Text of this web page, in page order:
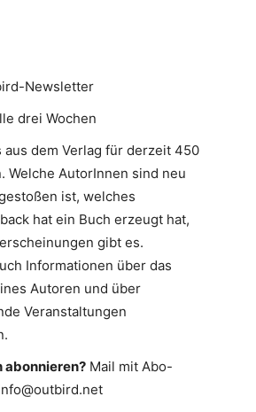
Newsletter
drei Wochen
dem Verlag für derzeit 450
Welche AutorInnen sind neu
ist, welches
hat ein Buch erzeugt hat,
gibt es.
Informationen über das
Autoren und über
Veranstaltungen
abonnieren?Mail mit Abo-